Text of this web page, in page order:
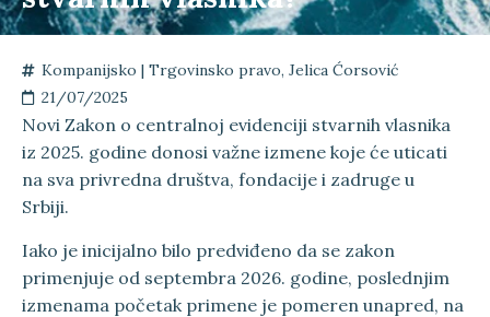
Kompanijsko | Trgovinsko pravo, Jelica Ćorsović
21/07/2025
Novi Zakon o centralnoj evidenciji stvarnih vlasnika
iz 2025. godine donosi važne izmene koje će uticati
na sva privredna društva, fondacije i zadruge u
Srbiji.
Iako je inicijalno bilo predviđeno da se zakon
primenjuje od septembra 2026. godine, poslednjim
izmenama početak primene je pomeren unapred, na